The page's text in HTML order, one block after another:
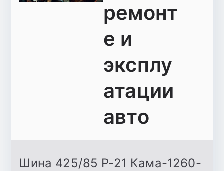
ремонт
е и
эксплу
атации
авто
Шина 425/85 Р-21 Кама-1260-